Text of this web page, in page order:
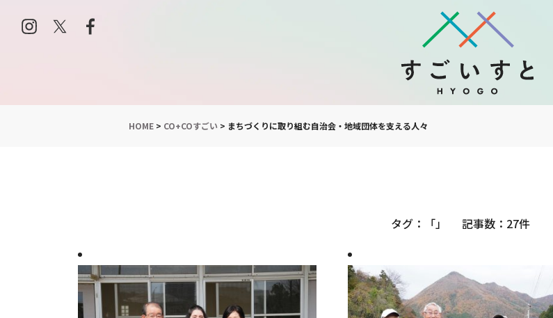
HOME> CO+COすごい> まちづくりに取り組む自治会・地域団体を支える人々
27